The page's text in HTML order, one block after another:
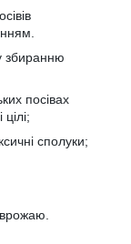
збиранню
посівах
сполуки;